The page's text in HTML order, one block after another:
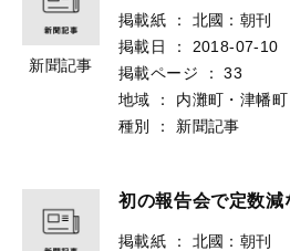
新聞記事
掲載紙 ：
北國：朝刊
掲載日
：
2018-07-10
掲載ページ
：
33
地域
：
内灘町・津幡町
種別
： 新聞記事
初の報告会で定数減
掲載紙 ：
北國：朝刊